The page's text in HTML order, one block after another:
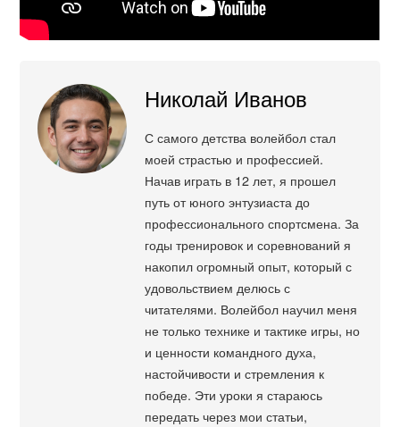
Николай Иванов
С самого детства волейбол стал
моей страстью и профессией.
Начав играть в 12 лет, я прошел
путь от юного энтузиаста до
профессионального спортсмена. За
годы тренировок и соревнований я
накопил огромный опыт, который с
удовольствием делюсь с
читателями. Волейбол научил меня
не только технике и тактике игры, но
и ценности командного духа,
настойчивости и стремления к
победе. Эти уроки я стараюсь
передать через мои статьи,